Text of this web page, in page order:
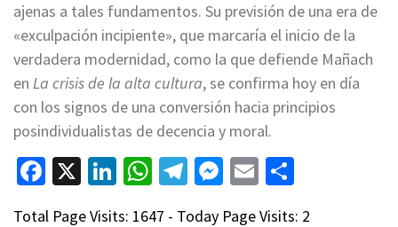
ajenas a tales fundamentos. Su previsión de una era de
«exculpación incipiente», que marcaría el inicio de la
verdadera modernidad, como la que defiende Mañach
en La crisis de la alta cultura, se confirma hoy en día
con los signos de una conversión hacia principios
posindividualistas de decencia y moral.
Facebook
X LinkedIn
WhatsApp
Telegram
Messenger
Email
Total Page Visits: 1647 - Today Page Visits: 2